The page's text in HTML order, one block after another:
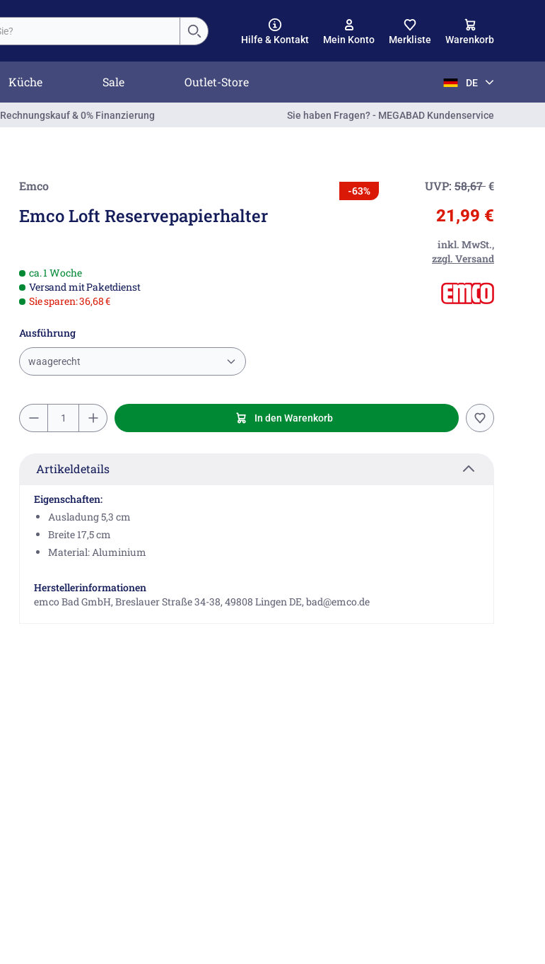
Hilfe & Kontakt Mein Konto Merkliste Warenkorb
Küche Sale Outlet-Store DE
Rechnungskauf & 0% Finanzierung Sie haben Fragen? - MEGABAD Kundenservice
Emco
Emco Loft Reservepapierhalter
-63% UVP: 58,67€
21,99 €
inkl. MwSt.,
zzgl. Versand
ca. 1 Woche
Versand mit Paketdienst
Sie sparen: 36,68 €
Ausführung
waagerecht
In den Warenkorb
Artikeldetails
Eigenschaften:
Ausladung 5,3 cm
Breite 17,5 cm
Material: Aluminium
Herstellerinformationen
emco Bad GmbH, Breslauer Straße 34-38, 49808 Lingen DE, bad@emco.de